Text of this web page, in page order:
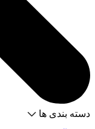
دسته بندی ها